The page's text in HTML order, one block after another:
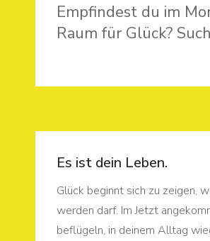
Empfindest du im
Raum für Glück?
Es ist dein Leben.
Glück beginnt sich zu zeigen,
werden darf. Im Jetzt
beflügeln, in deinem Alltag